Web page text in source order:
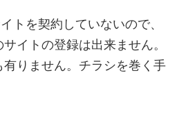
トを契約していないので、
イトの登録は出来ません。
りません。チラシを巻く手